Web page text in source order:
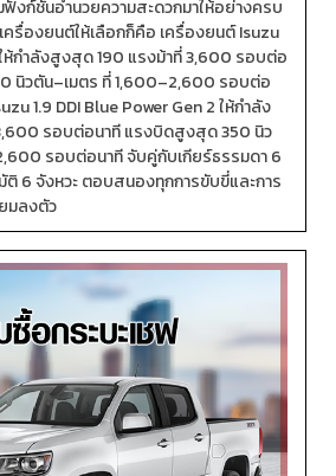
งก์ชันอำนวยความสะดวกมาให้อย่างครบ
ครื่องยนต์ให้เลือกก็คือ เครื่องยนต์ Isuzu
ห้กำลังสูงสุด 190 แรงม้าที่ 3,600 รอบต่อ
นิวตัน–เมตร ที่ 1,600–2,600 รอบต่อ
1.9 DDI Blue Power Gen 2 ให้กำลัง
รอบต่อนาที แรงบิดสูงสุด 350 นิว
รอบต่อนาที จับคู่กับเกียร์ธรรมดา 6
ติ 6 จังหวะ ตอบสนองทุกการขับขี่และการ
มลงตัว